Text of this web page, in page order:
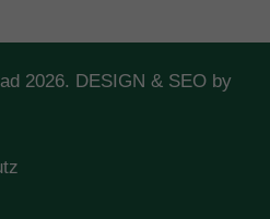
2026. DESIGN & SEO by